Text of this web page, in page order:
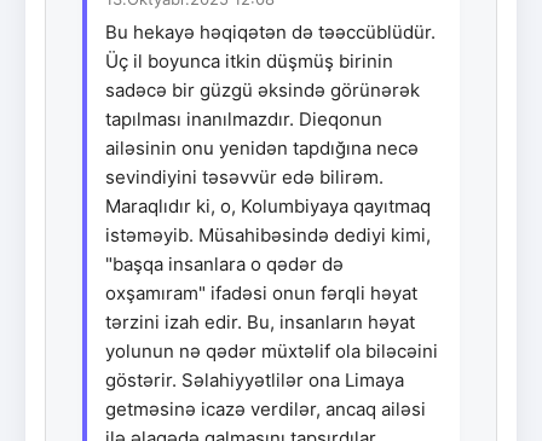
Bu hekayə həqiqətən də təəccüblüdür.
Üç il boyunca itkin düşmüş birinin
sadəcə bir güzgü əksində görünərək
tapılması inanılmazdır. Dieqonun
ailəsinin onu yenidən tapdığına necə
sevindiyini təsəvvür edə bilirəm.
Maraqlıdır ki, o, Kolumbiyaya qayıtmaq
istəməyib. Müsahibəsində dediyi kimi,
"başqa insanlara o qədər də
oxşamıram" ifadəsi onun fərqli həyat
tərzini izah edir. Bu, insanların həyat
yolunun nə qədər müxtəlif ola biləcəini
göstərir. Səlahiyyətlilər ona Limaya
getməsinə icazə verdilər, ancaq ailəsi